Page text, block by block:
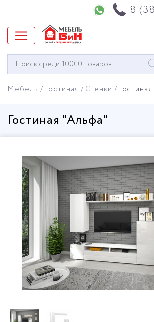
8
Окно
поиска
Мебель Гостиная Стенки
Гостиная "Альфа"